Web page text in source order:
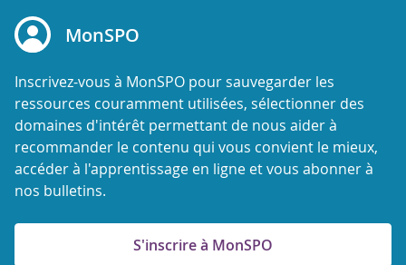
MonSPO
Inscrivez-vous à MonSPO pour sauvegarder les
ressources couramment utilisées, sélectionner des
domaines d'intérêt permettant de nous aider à
recommander le contenu qui vous convient le mieux,
accéder à l'apprentissage en ligne et vous abonner à
nos bulletins.
S'inscrire à MonSPO